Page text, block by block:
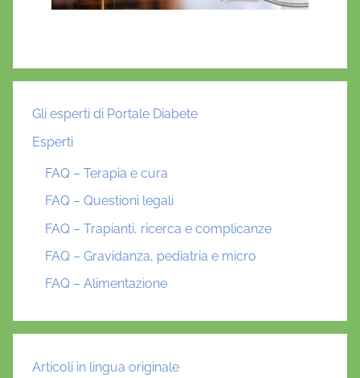
Gli esperti di Portale Diabete
Esperti
FAQ – Terapia e cura
FAQ – Questioni legali
FAQ – Trapianti, ricerca e complicanze
FAQ – Gravidanza, pediatria e micro
FAQ – Alimentazione
Articoli in lingua originale